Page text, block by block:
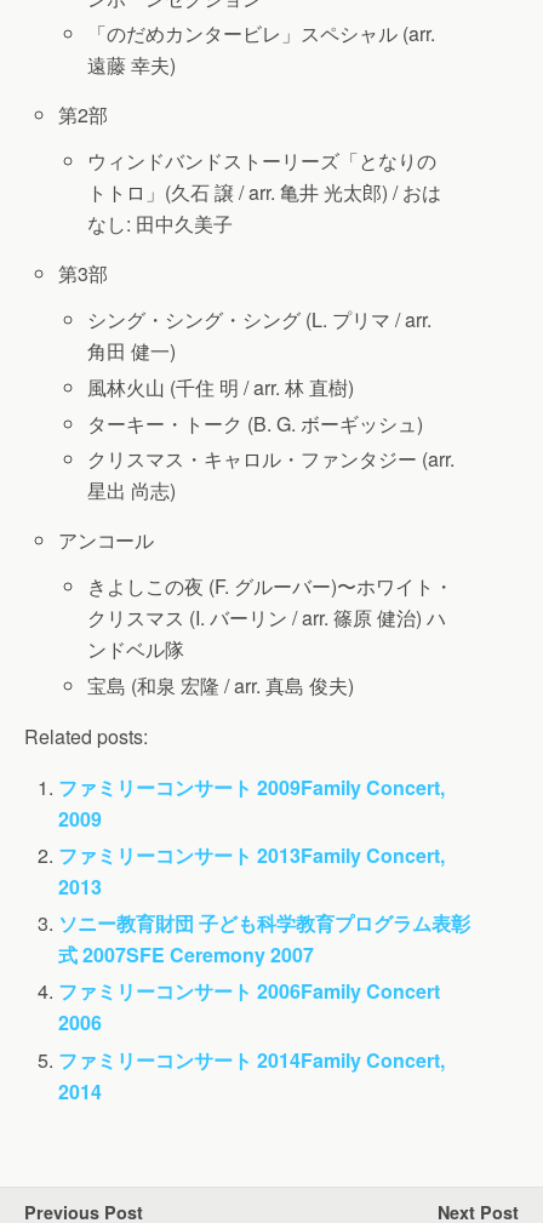
「のだめカンタービレ」スペシャル (arr.
遠藤 幸夫)
第2部
ウィンドバンドストーリーズ「となりの
トトロ」(久石 譲 / arr. 亀井 光太郎) /おは
なし: 田中久美子
第3部
シング・シング・シング (L. プリマ / arr.
角田 健一)
風林火山 (千住 明 / arr. 林 直樹)
ターキー・トーク (B. G. ボーギッシュ)
クリスマス・キャロル・ファンタジー (arr.
星出 尚志)
アンコール
きよしこの夜 (F. グルーバー)〜ホワイト・
クリスマス (I. バーリン / arr. 篠原 健治)ハ
ンドベル隊
宝島 (和泉 宏隆 / arr. 真島 俊夫)
Related posts:
ファミリーコンサート 2009Family Concert,
2009
ファミリーコンサート 2013Family Concert,
2013
ソニー教育財団 子ども科学教育プログラム表彰
式 2007SFE Ceremony 2007
ファミリーコンサート 2006Family Concert
2006
ファミリーコンサート 2014Family Concert,
2014
Previous Post Next Post